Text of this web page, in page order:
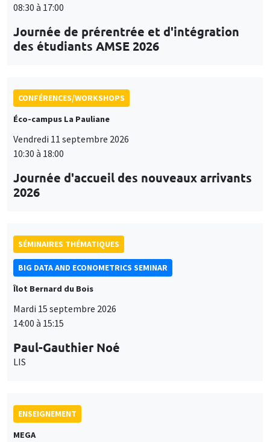
08:30 à 17:00
Journée de prérentrée et d'intégration
des étudiants AMSE 2026
CONFÉRENCES/WORKSHOPS
Éco-campus La Pauliane
Vendredi 11 septembre 2026
10:30 à 18:00
Journée d'accueil des nouveaux arrivants
2026
SÉMINAIRES THÉMATIQUES
BIG DATA AND ECONOMETRICS SEMINAR
Îlot Bernard du Bois
Mardi 15 septembre 2026
14:00 à 15:15
Paul-Gauthier Noé
LIS
ENSEIGNEMENT
MEGA